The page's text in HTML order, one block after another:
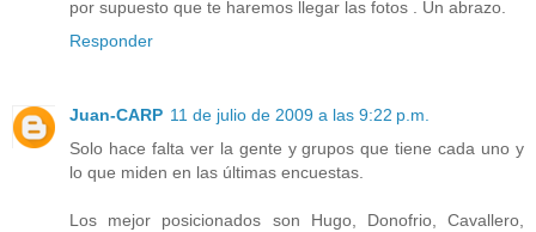
por supuesto que te haremos llegar las fotos . Un abrazo.
Responder
Juan-CARP 11 de julio de 2009 a las 9:22 p.m.
Solo hace falta ver la gente y grupos que tiene cada uno y
lo que miden en las últimas encuestas.
Los mejor posicionados son Hugo, Donofrio, Cavallero,